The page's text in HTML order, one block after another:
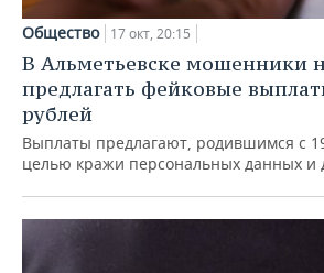
Общество 17 окт, 20:15
В Альметьевске мошенники
предлагать фейковые
рублей
Выплаты предлагают, родившимся с
целью кражи персональных данных и